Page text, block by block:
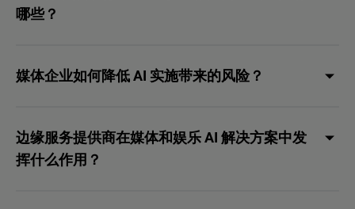
哪些？
媒体企业如何降低 AI 实施带来的风险？
边缘服务提供商在媒体和娱乐 AI 解决方案中发
挥什么作用？